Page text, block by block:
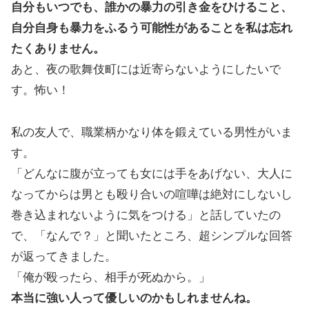
自分もいつでも、誰かの暴力の引き金をひけること、
自分自身も暴力をふるう可能性があることを私は忘れ
たくありません。
あと、夜の歌舞伎町には近寄らないようにしたいで
す。怖い！
私の友人で、職業柄かなり体を鍛えている男性がいま
す。
「どんなに腹が立っても女には手をあげない、大人に
なってからは男とも殴り合いの喧嘩は絶対にしないし
巻き込まれないように気をつける」と話していたの
で、「なんで？」と聞いたところ、超シンプルな回答
が返ってきました。
「俺が殴ったら、相手が死ぬから。」
本当に強い人って優しいのかもしれませんね。